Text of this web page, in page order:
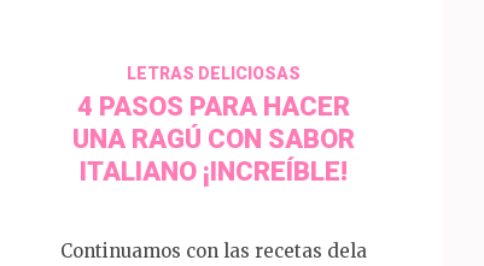
LETRAS DELICIOSAS
4 PASOS PARA HACER
UNA RAGÚ CON SABOR
ITALIANO ¡INCREÍBLE!
Continuamos con las recetas dela